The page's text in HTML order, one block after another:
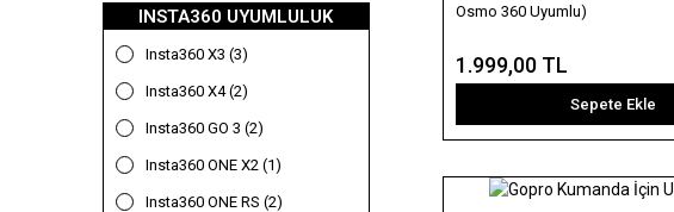
INSTA360 UYUMLULUK
Insta360 X3 (3)
Insta360 X4 (2)
Insta360 GO 3 (2)
Insta360 ONE X2 (1)
Insta360 ONE RS (2)
Osmo 360 Uyumlu)
1.999,00 TL
Sepete Ekle